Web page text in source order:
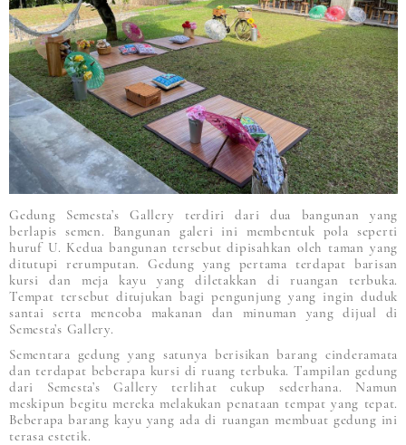
Gedung Semesta’s Gallery terdiri dari dua bangunan yang
berlapis semen. Bangunan galeri ini membentuk pola seperti
huruf U. Kedua bangunan tersebut dipisahkan oleh taman yang
ditutupi rerumputan. Gedung yang pertama terdapat barisan
kursi dan meja kayu yang diletakkan di ruangan terbuka.
Tempat tersebut ditujukan bagi pengunjung yang ingin duduk
santai serta mencoba makanan dan minuman yang dijual di
Semesta’s Gallery.
Sementara gedung yang satunya berisikan barang cinderamata
dan terdapat beberapa kursi di ruang terbuka. Tampilan gedung
dari Semesta’s Gallery terlihat cukup sederhana. Namun
meskipun begitu mereka melakukan penataan tempat yang tepat.
Beberapa barang kayu yang ada di ruangan membuat gedung ini
terasa estetik.